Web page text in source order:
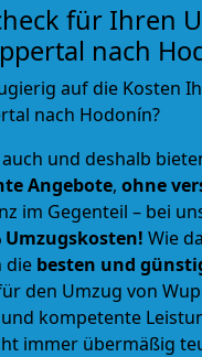
für Ihren
nach
auf die Kosten
nach Hodonín?
und deshalb
Angebote, ohne
im Gegenteil – bei
Umzugskosten! Wie
die besten und
den Umzug von
kompetente
immer übermäßig